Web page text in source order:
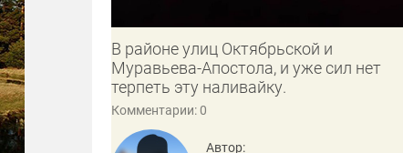
В районе улиц Октябрьской и
Муравьева-Апостола, и уже сил нет
терпеть эту наливайку.
Комментарии: 0
Автор: